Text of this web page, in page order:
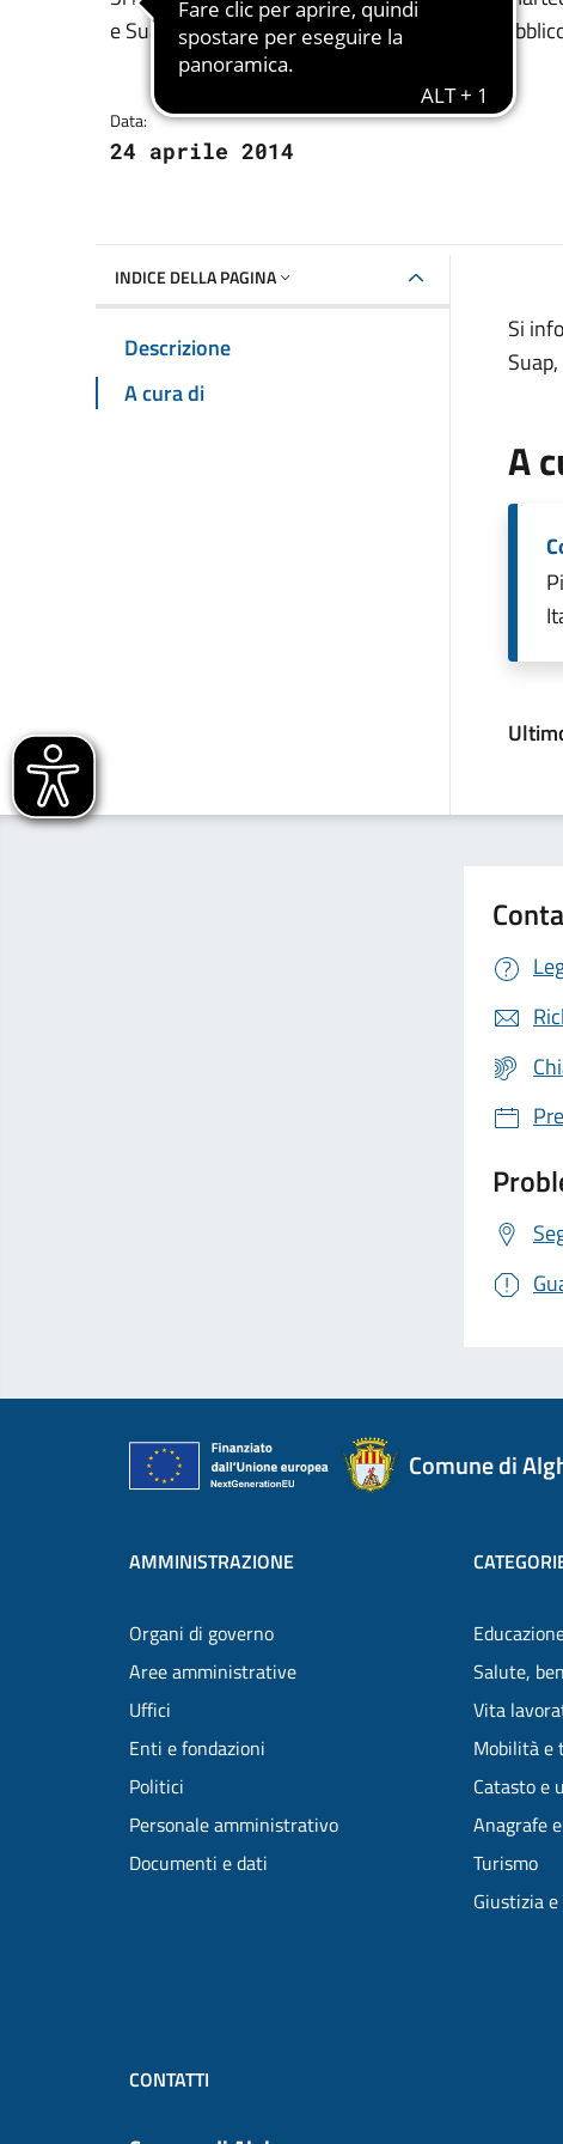
e Suap, in via Sant’Anna, saranno chiusi al
Data:
24 aprile 2014
INDICE DELLA PAGINA
Descrizione
A cura di
Si
A
Comune di
AMMINISTRAZIONE
Organi di governo
Aree amministrative
Uffici
Enti e fondazioni
Politici
Personale amministrativo
Documenti e dati
Salute,
Vita
Mobilità e
Catasto e
Anagrafe
Turismo
Giustizia
CONTATTI